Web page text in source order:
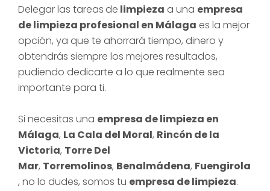
Delegar las tareas de limpieza a una empresa
de limpieza profesional en Málaga es la mejor
opción, ya que te ahorrará tiempo, dinero y
obtendrás siempre los mejores resultados,
pudiendo dedicarte a lo que realmente sea
importante para ti.
Si necesitas una empresa de limpieza en
Málaga, La Cala del Moral, Rincón de la
Victoria, Torre Del
Mar, Torremolinos, Benalmádena, Fuengirola
, no lo dudes, somos tu empresa de limpieza.